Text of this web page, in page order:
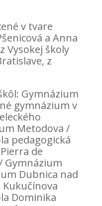
v tvare
a Anna
Vysokej školy
z
Gymnázium
gymnázium v
Metodova /
pedagogická
de
Gymnázium
Dubnica nad
Dominika